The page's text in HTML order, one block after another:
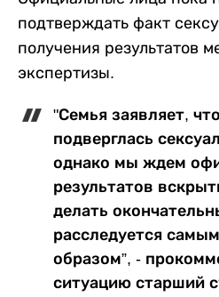
подтверждать факт
получения результатов
экспертизы.
"Семья заявляет,
подверглась
однако мы ждем
результатов
делать
расследуется
образом”, -
ситуацию старший